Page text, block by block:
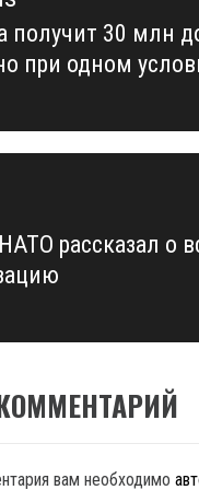
получит 30 млн
при одном
рассказал о
вам необходимо